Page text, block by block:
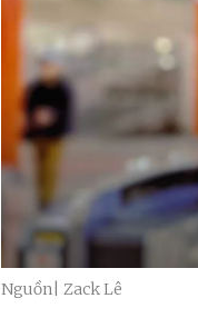
Nguồn| Zack Lê